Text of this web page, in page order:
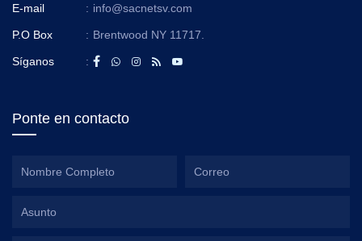
E-mail : info@sacnetsv.com
P.O Box : Brentwood NY 11717.
Síganos :
Ponte en contacto